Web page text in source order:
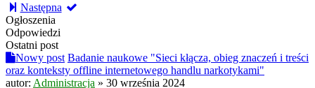
Następna
Ogłoszenia
Odpowiedzi
Ostatni post
Nowy post Badanie naukowe "Sieci kłącza, obieg znaczeń i treści
oraz konteksty offline internetowego handlu narkotykami"
autor: Administracja » 30 września 2024